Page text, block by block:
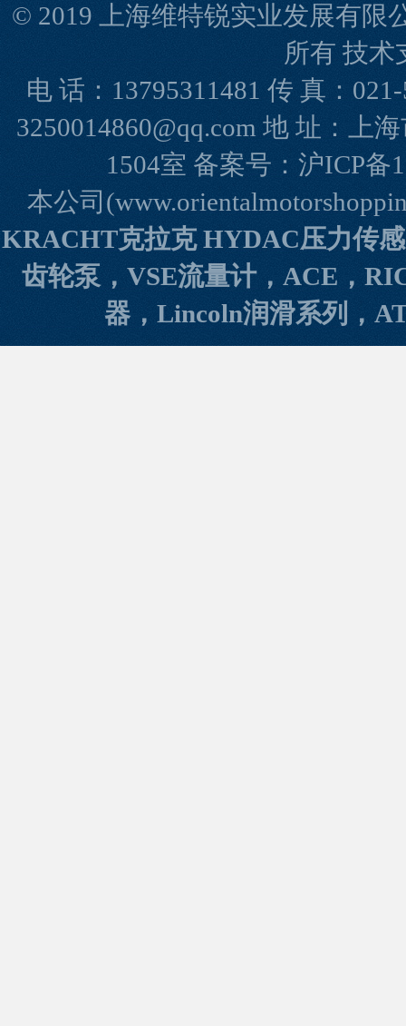
© 2019 上海维特锐实业发展有限
所有 技术
电 话：13795311481 传 真：
3250014860@qq.com 地 址：上
1504室 备案号： 沪ICP备
本公司
KRACHT克拉克 HYDAC压力传
齿轮泵，VSE流量计，ACE，
器，Lincoln润滑系列，